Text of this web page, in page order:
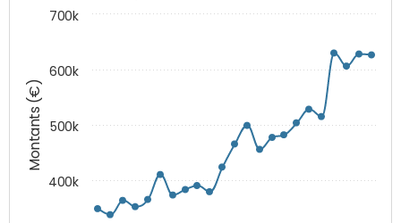
Montants (€)
400k
500k
600k
700k